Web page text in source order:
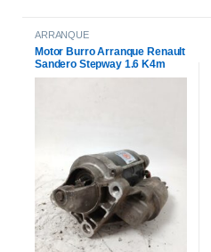
ARRANQUE
Motor Burro Arranque Renault
Sandero Stepway 1.6 K4m
Original